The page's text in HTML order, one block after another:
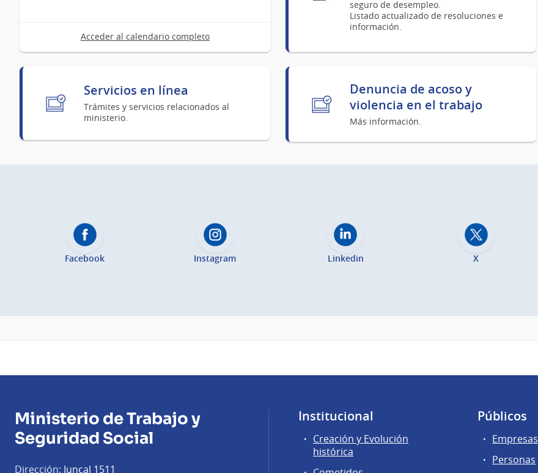
Acceder al calendario completo
seguro de desempleo.
Listado actualizado de resoluciones e
información.
Servicios en línea
Trámites y servicios relacionados al
ministerio.
Denuncia de acoso y
violencia en el trabajo
Más información.
Facebook Instagram Linkedin X
Ministerio de Trabajo y
Seguridad Social
Dirección: Juncal 1511
Institucional
Creación y Evolución
histórica
Públicos
Empresas
Personas